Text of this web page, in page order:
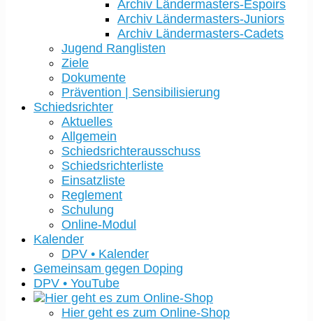
Archiv Ländermasters-Espoirs
Archiv Ländermasters-Juniors
Archiv Ländermasters-Cadets
Jugend Ranglisten
Ziele
Dokumente
Prävention | Sensibilisierung
Schiedsrichter
Aktuelles
Allgemein
Schiedsrichterausschuss
Schiedsrichterliste
Einsatzliste
Reglement
Schulung
Online-Modul
Kalender
DPV • Kalender
Gemeinsam gegen Doping
DPV • YouTube
Hier geht es zum Online-Shop